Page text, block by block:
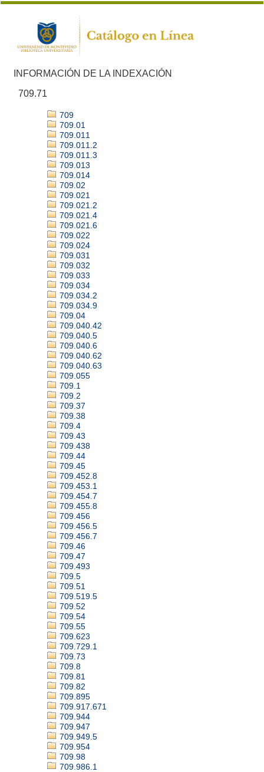
INFORMACIÓN DE LA INDEXACIÓN
709.71
709
709.01
709.011
709.011.2
709.011.3
709.013
709.014
709.02
709.021
709.021.2
709.021.4
709.021.6
709.022
709.024
709.031
709.032
709.033
709.034
709.034.2
709.034.9
709.04
709.040.42
709.040.5
709.040.6
709.040.62
709.040.63
709.055
709.1
709.2
709.37
709.38
709.4
709.43
709.438
709.44
709.45
709.452.8
709.453.1
709.454.7
709.455.8
709.456
709.456.5
709.456.7
709.46
709.47
709.493
709.5
709.51
709.519.5
709.52
709.54
709.55
709.623
709.729.1
709.73
709.8
709.81
709.82
709.895
709.917.671
709.944
709.947
709.949.5
709.954
709.98
709.986.1